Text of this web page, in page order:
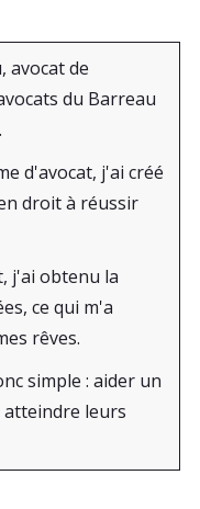
avocat de
du Barreau
d'avocat, j'ai créé
droit à réussir
j'ai obtenu la
ce qui m'a
rêves.
simple : aider un
leurs